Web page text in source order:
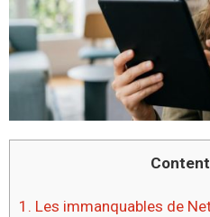
1. Les immanquables de